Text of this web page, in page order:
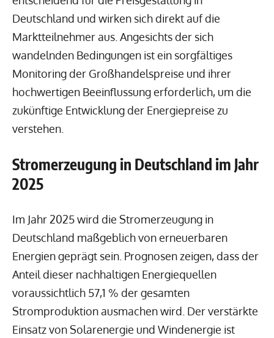
Deutschland und wirken sich direkt auf die
Marktteilnehmer aus. Angesichts der sich
wandelnden Bedingungen ist ein sorgfältiges
Monitoring der Großhandelspreise und ihrer
hochwertigen Beeinflussung erforderlich, um die
zukünftige Entwicklung der Energiepreise zu
verstehen.
Stromerzeugung in Deutschland im Jahr
2025
Im Jahr 2025 wird die Stromerzeugung in
Deutschland maßgeblich von erneuerbaren
Energien geprägt sein. Prognosen zeigen, dass der
Anteil dieser nachhaltigen Energiequellen
voraussichtlich 57,1 % der gesamten
Stromproduktion ausmachen wird. Der verstärkte
Einsatz von Solarenergie und Windenergie ist